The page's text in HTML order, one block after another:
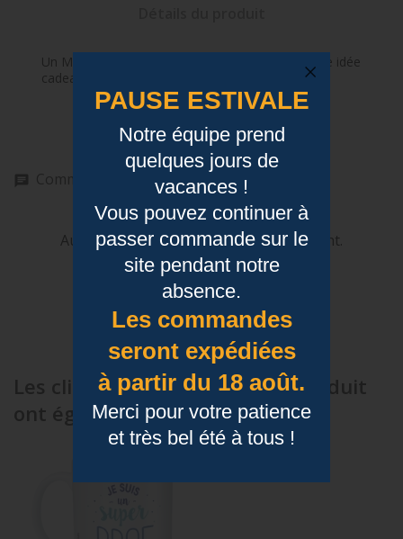
Un Mug avec message pour chacun de vous ! Une idée
cadeau à la hauteur de vos proches.
Commentaires (0)
Aucun avis n'a été publié pour le moment.
Les clients qui ont acheté ce produit
ont également acheté...
PAUSE ESTIVALE
Notre équipe prend
quelques jours de
vacances !
Vous pouvez continuer à
passer commande sur le
site pendant notre
absence.
Les commandes
seront expédiées
à partir du 18 août.
Merci pour votre patience
et très bel été à tous !